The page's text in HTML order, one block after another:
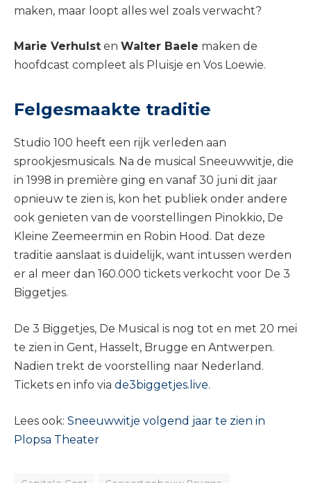
maken, maar loopt alles wel zoals verwacht?
Marie Verhulst en Walter Baele maken de
hoofdcast compleet als Pluisje en Vos Loewie.
Felgesmaakte traditie
Studio 100 heeft een rijk verleden aan
sprookjesmusicals. Na de musical Sneeuwwitje, die
in 1998 in première ging en vanaf 30 juni dit jaar
opnieuw te zien is, kon het publiek onder andere
ook genieten van de voorstellingen Pinokkio, De
Kleine Zeemeermin en Robin Hood. Dat deze
traditie aanslaat is duidelijk, want intussen werden
er al meer dan 160.000 tickets verkocht voor De 3
Biggetjes.
De 3 Biggetjes, De Musical is nog tot en met 20 mei
te zien in Gent, Hasselt, Brugge en Antwerpen.
Nadien trekt de voorstelling naar Nederland.
Tickets en info via de3biggetjes.live.
Lees ook: Sneeuwwitje volgend jaar te zien in
Plopsa Theater